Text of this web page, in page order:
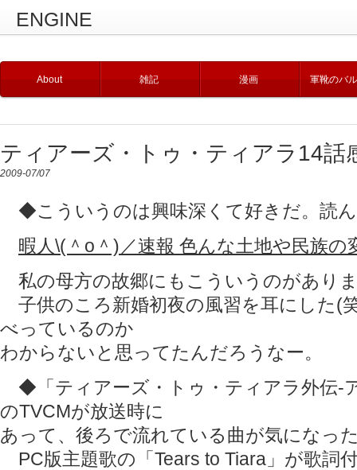
ENGINE
About 雑記 漫画 軍靴のバ
ティアーズ・トゥ・ティアラ14話
2009-07/07
◆こういうのは興味深くて好きだ。読
暇人\(＾o＾)／速報 色んな土地や民族の
私の母方の故郷にもこういうのがあり
子供のころ新婚初夜の風習を耳にした(
べっているのか
わからないと思ってたんだろうなー。
◆「ティアーズ・トゥ・ティアラ外伝-
のTVCMが放送時に
あって、後ろで流れている曲が気になっ
PC版主題歌の「Tears to Tiara」が歌詞